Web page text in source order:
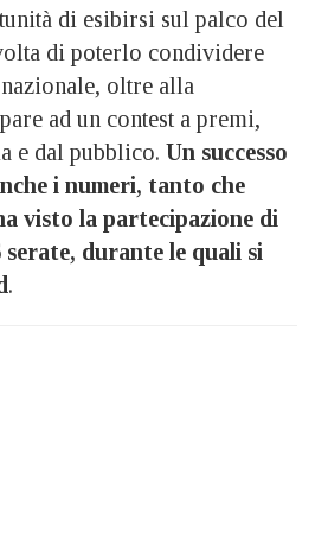
di esibirsi sul palco del
di poterlo condividere
oltre alla
ad un contest a premi,
e dal pubblico. Un successo
i numeri, tanto che
visto la partecipazione di
durante le quali si
.